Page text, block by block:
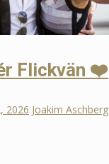
Flickvän ❤️
2026 Joakim Aschberg